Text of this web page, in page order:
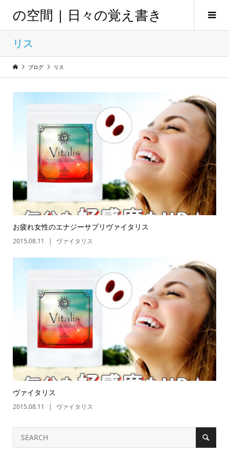
の空間 | 日々の覚え書き
リス
ブログ リス
お疲れ女性のエナジーサプリヴァイタリス
2015.08.11 ヴァイタリス
ヴァイタリス
2015.08.11 ヴァイタリス